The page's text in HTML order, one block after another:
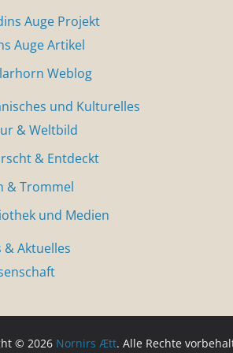
Auge Projekt
Auge Artikel
Weblog
und Kulturelles
& Weltbild
& Entdeckt
& Trommel
und Medien
& Aktuelles
© 2026 Nornirs Ætt. Alle Rechte